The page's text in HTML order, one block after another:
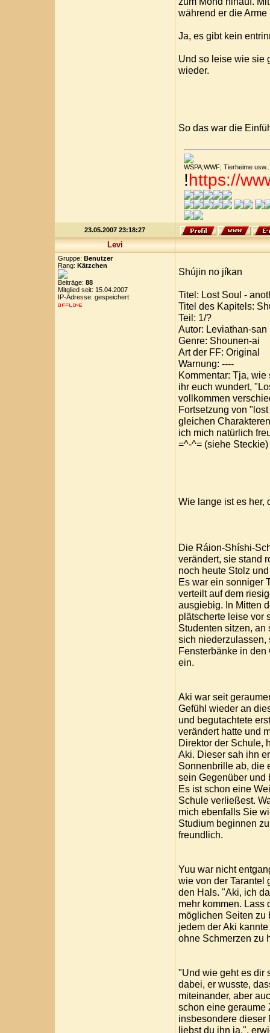
während er die
Ja, es gibt kein
Und so leise wie sie
wieder.
So das war die
WSPA;WWF; Tierheime
!https://
23.05.2007 23:18:27
Levi
Gruppe: Benutzer
Rang: Kätzchen
Beiträge: 88
Mitglied seit: 15.04.2007
IP-Adresse: gespeichert
Shújin no jíkan
Titel: Lost Soul -
Titel des Kapitels:
Teil: 1/?
Autor: Leviathan-san
Genre: Shounen-ai
Art der FF: Original
Warnung: ----
Kommentar: Tja,
ihr euch wundert,
vollkommen
Fortsetzung von
gleichen
ich mich natürlich
=^-^= (siehe Steckie)
Wie lange ist es her,
Die Ráion-Shíshi-
verändert, sie stand
noch heute Stolz
Es war ein sonniger
verteilt auf dem
ausgiebig. In Mitten
plätscherte leise vor
Studenten sitzen,
sich niederzulassen,
Fensterbänke in den
ein.
Aki war seit
Gefühl wieder an
und begutachtete
verändert hatte und
Direktor der Schule,
Aki. Dieser sah ihn
Sonnenbrille ab, die
sein Gegenüber und
Es ist schon eine
Schule verließest.
mich ebenfalls Sie
Studium beginnen
freundlich.
Yuu war nicht
wie von der Tarantel
den Hals. "Aki, ich
mehr kommen. Lass
möglichen Seiten zu
jedem der Aki
ohne Schmerzen zu
"Und wie geht es dir
dabei, er wusste,
miteinander, aber
schon eine geraume
insbesondere dieser
liebst du ihn ja.",